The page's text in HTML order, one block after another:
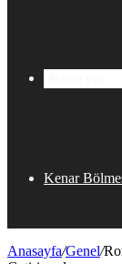
Kenar
Anasayfa/Genel/